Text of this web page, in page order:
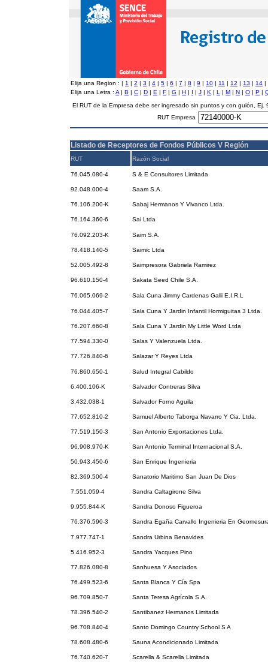
Elija una Region : | 1 | 2 | 3 | 4 | 5 | 6 | 7 | 8 | 9 | 10 | 11 | 12 | 13 | 14 |
Elija una Letra : A | B | C | D | E | F | G | H | I | J | K | L | M | N | O | P |
El RUT de la Empresa debe ser ingresado sin puntos y con guión, Ej.
RUT Empresa
Listado de Receptores de Fondos Públicos V Región
RUT Razón Social
76.045.080-4 S & E Consultores Limitada
92.048.000-4 Saam S.A.
76.106.200-K Sabaj Hermanos Y Vivanco Ltda.
76.164.360-6 Sai Ltda
76.092.203-K Saim S.A.
78.418.140-5 Saimic Ltda
52.005.492-8 Saimpresora Gabriela Ramirez
96.610.150-4 Sakata Seed Chile S.A.
76.065.069-2 Sala Cuna Jimmy Cardenas Galli E.I.R.L
76.044.405-7 Sala Cuna Y Jardin Infantil Hormiguitas 3 Ltda.
76.207.660-8 Sala Cuna Y Jardin My Little Word Ltda
77.594.330-0 Salas Y Valenzuela Ltda.
77.726.840-6 Salazar Y Reyes Ltda
76.860.650-1 Salud Integral Cabildo
6.400.106-K Salvador Contreras Silva
3.432.038-1 Salvador Forno Aguila
77.652.810-2 Samuel Alberto Taborga Navarro Y Cia. Ltda.
77.519.150-3 San Antonio Exportaciones Ltda.
96.908.970-K San Antonio Terminal Internacional S.A.
50.943.450-6 San Enrique Ingenieria
82.369.500-4 Sanatorio Maritimo San Juan De Dios
7.551.059-4 Sandra Caltagirone Silva
9.955.844-K Sandra Donoso Figueroa
76.376.590-3 Sandra Egaña Carvallo Ingenieria En
7.977.747-1 Sandra Urbina Benavides
5.416.952-3 Sandra Yacques Pino
77.826.080-8 Sanhuesa Y Asociados
76.499.523-6 Santa Blanca Y Cía Spa
96.709.850-7 Santa Teresa Agrícola S.A.
78.396.540-2 Santibanez Hermanos Limitada
96.708.840-4 Santo Domingo Country School S A
78.608.480-6 Sauna Acondicionado Limitada
76.740.620-7 Scarella & Scarella Limitada